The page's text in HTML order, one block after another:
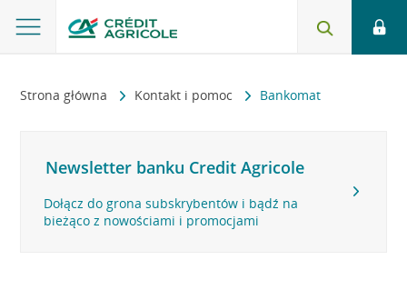
Strona główna Kontakt i pomoc Bankomat
Newsletter banku Credit Agricole
Dołącz do grona subskrybentów i bądź na
bieżąco z nowościami i promocjami